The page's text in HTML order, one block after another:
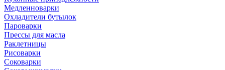
Медленноварки
Охладители бутылок
Пароварки
Прессы для масла
Раклетницы
Рисоварки
Соковарки